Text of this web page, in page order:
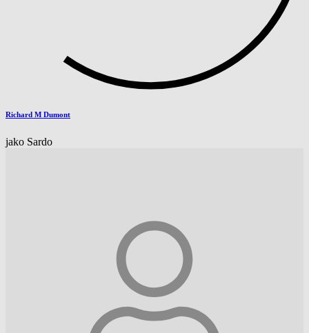
Richard M Dumont
jako Sardo